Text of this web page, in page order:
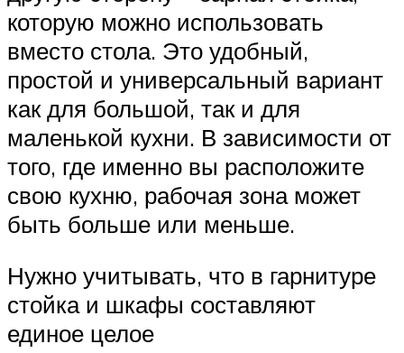
которую можно использовать
вместо стола. Это удобный,
простой и универсальный вариант
как для большой, так и для
маленькой кухни. В зависимости от
того, где именно вы расположите
свою кухню, рабочая зона может
быть больше или меньше.
Нужно учитывать, что в гарнитуре
стойка и шкафы составляют
единое целое